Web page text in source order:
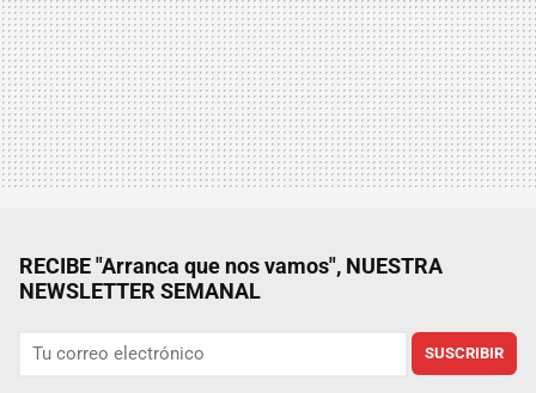
RECIBE "Arranca que nos vamos", NUESTRA
NEWSLETTER SEMANAL
SUSCRIBIR